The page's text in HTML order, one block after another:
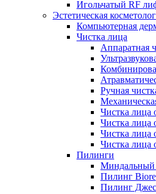
Игольчатый RF
Эстетическая
Компьютерная
Чистка лица
Аппаратная
Ручная
Чистка лица
Чистка лица
Чистка лица
Чистка лица
Пилинги
Миндальный
Пилинг
Пилинг